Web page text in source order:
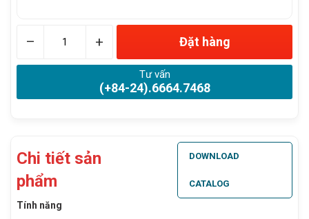
– + Đặt hàng
Tư vấn
(+84-24).6664.7468
Chi tiết sản
phẩm
DOWNLOAD
CATALOG
Tính năng